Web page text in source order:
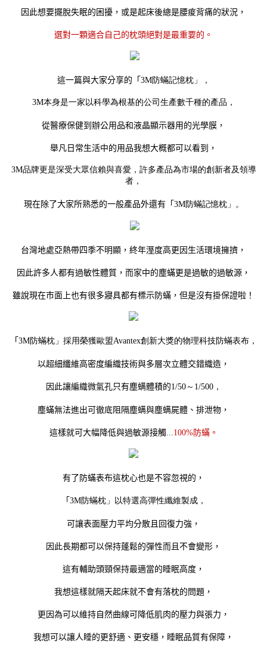
因此想要擺脫失眠的困擾，或是起床後總是腰痠背痛的狀況，
選對一顆適合自己的枕頭絕對是最重要的。
這一篇與大家分享的「 3M防蟎記憶枕」，
3M本身是一家以科學為根基的公司生產數千種的產品，
從醫療保健到辦公用品和液晶顯示器用的光學膜，
舉凡日常生活中的用品我想大概都可以看到，
3M品牌更是深受大眾信賴與喜愛，許多產品為市場的創新者及領導
者，
現在除了大家所熟悉的一般產品外還有「 3M防蟎記憶枕」。
台灣地處亞熱帶四季不明顯，終年溼度高更因生活環境擁擠，
因此許多人都有過敏性體質，而家中的塵蟎更是過敏的過敏源，
雖說現在市面上也有很多寢具都有標示防蟎，但是沒有掛保證啦！
「 3M防蟎枕」採用榮獲歐盟Avantex創新大獎的物理科技防蟎表布，
以超細纖維高密度編織技術與多層次立體交錯織造，
因此讓編織微氣孔只有塵螨體積的1/50～1/500，
塵蟎無法進出可徹底阻隔塵螨與塵螨屍體、排泄物，
這樣就可大幅降低與過敏源接觸... 100%防蟎。
有了防蟎表布這枕心也是不容忽視的，
「 3M防蟎枕」以特選高彈性纖維製成，
可讓表面壓力平均分散且回復力強，
因此長期都可以保持蓬鬆的彈性而且不會變形，
這有輔助頭頸保持最適當的睡眠高度，
我想這樣就隔天起床就不會有落枕的問題，
更因為可以維持自然曲線可降低肌肉的壓力與張力，
我想可以讓人睡的更舒適、更安穩， 睡眠品質有保障，